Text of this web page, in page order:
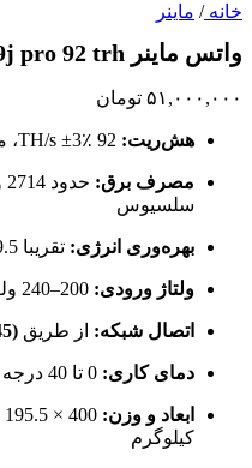
خانه/ ماینر
واتس ماینر s19j pro 92 trh
۵۱,۰۰۰,۰۰۰ تومان
هش‌ریت:
مصرف برق:
سلسیوس
بهره‌وری انرژی: تقریبا 29.5 ژول بر تراهش (J/TH)
ولتاژ ورودی:
اتصال شبکه: از طریق
دمای کاری:
ابعاد و وزن:
کیلوگرم